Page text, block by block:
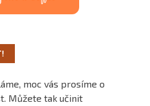
moc vás prosíme o
Můžete tak učinit